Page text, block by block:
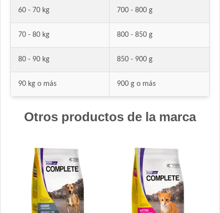
60 - 70 kg 700 - 800 g
70 - 80 kg 800 - 850 g
80 - 90 kg 850 - 900 g
90 kg o más 900 g o más
Otros productos de la marca